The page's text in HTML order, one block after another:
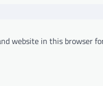
website in this browser